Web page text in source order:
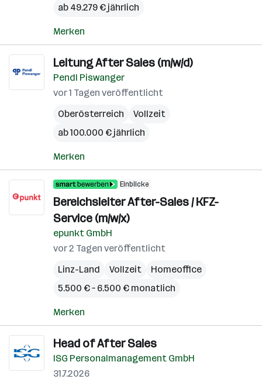
ab 49.279 € jährlich
Merken
Leitung After Sales (m/w/d)
Pendl Piswanger
vor 1 Tagen veröffentlicht
Oberösterreich
Vollzeit
ab 100.000 € jährlich
Merken
Einblicke
Bereichsleiter After-Sales / KFZ-
Service (m/w/x)
epunkt GmbH
vor 2 Tagen veröffentlicht
Linz-Land
Vollzeit
Homeoffice
5.500 € – 6.500 € monatlich
Merken
Head of After Sales
ISG Personalmanagement GmbH
31.7.2026